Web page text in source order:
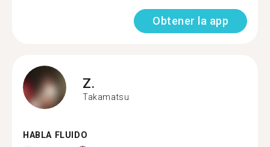
Obtener la app
Z.
Takamatsu
HABLA FLUIDO